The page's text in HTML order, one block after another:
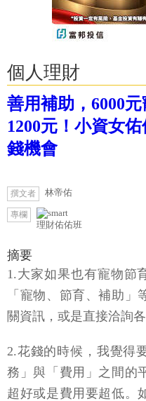
個人理財
善用補助，6000
1200元！小資女
錢機會
撰文者 林帝佑
專欄
理財佑佑班
摘要
1.大家如果也有寵物節
「寵物、節育、補助」
關資訊，或是直接洽詢
2.花錢的時候，我覺得
務」與「費用」之間的
超好或是費用要超低。